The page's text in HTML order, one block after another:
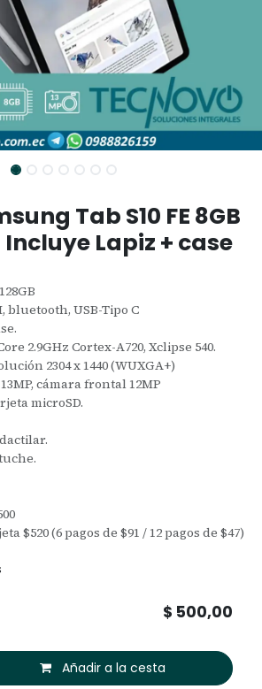
Tab S10 FE 8GB
Incluye Lapiz + case
bluetooth, USB-Tipo C
2.9GHz Cortex-A720, Xclipse 540.
2304 x 1440 (WUXGA+)
cámara frontal 12MP
microSD.
$520 (6 pagos de $91 / 12 pagos de $47)
Añadir a la cesta
$ 500,00